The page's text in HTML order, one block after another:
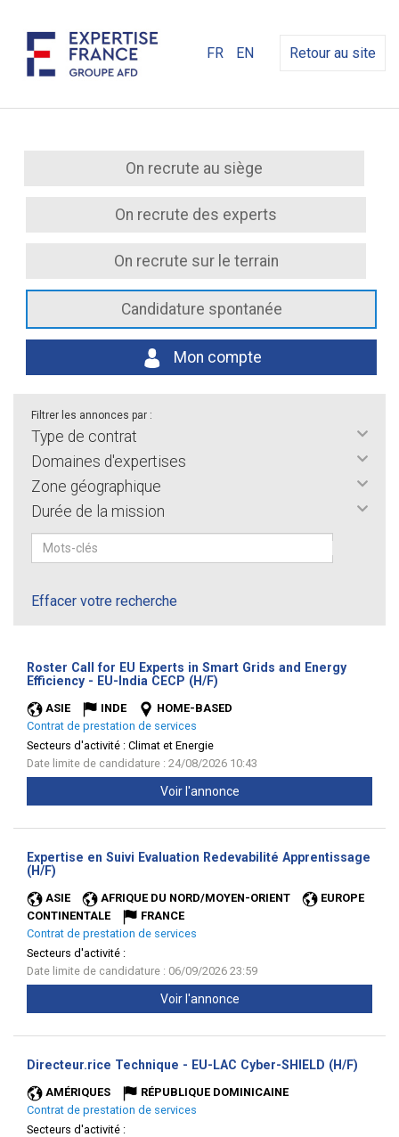
FR EN Retour au site
On recrute au siège
On recrute des experts
On recrute sur le terrain
Candidature spontanée
Mon compte
Filtrer les annonces par :
Type de contrat
Domaines d'expertises
Zone géographique
Durée de la mission
Effacer votre recherche
Roster Call for EU Experts in Smart Grids and Energy
Efficiency - EU-India CECP (H/F)
ASIE INDE
HOME-BASED
Contrat de prestation de services
Secteurs d'activité : Climat et Energie
Date limite de candidature : 24/08/2026 10:43
Voir l'annonce
Expertise en Suivi Evaluation Redevabilité Apprentissage
(H/F)
ASIE AFRIQUE DU NORD/MOYEN-ORIENT
EUROPE
CONTINENTALE
FRANCE
Contrat de prestation de services
Secteurs d'activité :
Date limite de candidature : 06/09/2026 23:59
Voir l'annonce
Directeur.rice Technique - EU-LAC Cyber-SHIELD (H/F)
AMÉRIQUES
RÉPUBLIQUE DOMINICAINE
Contrat de prestation de services
Secteurs d'activité :